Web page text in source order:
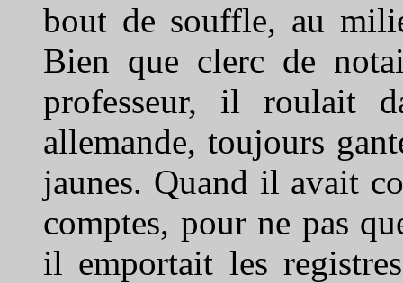
bout de souffle, au
Bien que clerc de
professeur, il roulait
allemande, toujours
jaunes. Quand il avait
comptes, pour ne pas
il emportait les